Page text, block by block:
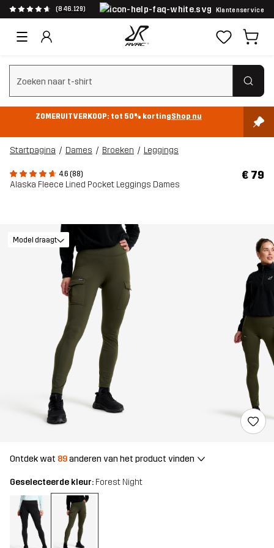
(846.129) Klantenservice
Zoeken wissen
ZOMERUITVERKOOP: tot 50% kortingShop nu
Startpagina Dames Broeken Leggings
4.6 (88)
Alaska Fleece Lined Pocket Leggings Dames
€ 79
Model draagt
Ontdek wat 89anderen van het product vinden
Geselecteerde kleur: Forest Night